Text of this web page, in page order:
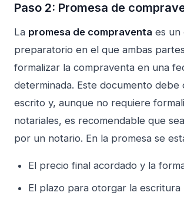
Paso 2: Promesa de
La promesa de compraventa es un
preparatorio en el que ambas
formalizar la compraventa en una
determinada. Este documento debe
escrito y, aunque no requiere
notariales, es recomendable que
por un notario. En la promesa se
El precio final acordado y la
El plazo para otorgar la escritura